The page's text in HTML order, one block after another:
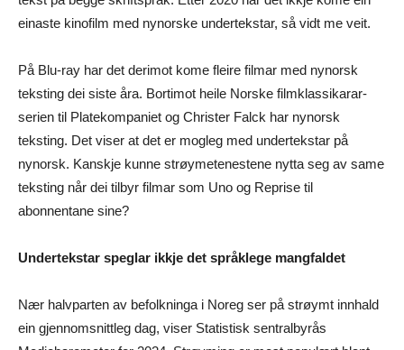
einaste kinofilm med nynorske undertekstar, så vidt me veit.
På Blu-ray har det derimot kome fleire filmar med nynorsk
teksting dei siste åra. Bortimot heile Norske filmklassikarar-
serien til Platekompaniet og Christer Falck har nynorsk
teksting. Det viser at det er mogleg med undertekstar på
nynorsk. Kanskje kunne strøymetenestene nytta seg av same
teksting når dei tilbyr filmar som Uno og Reprise til
abonnentane sine?
Undertekstar speglar ikkje det språklege mangfaldet
Nær halvparten av befolkninga i Noreg ser på strøymt innhald
ein gjennomsnittleg dag, viser Statistisk sentralbyrås